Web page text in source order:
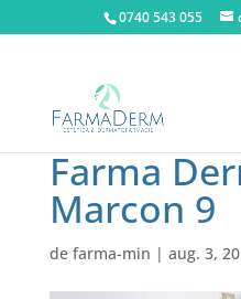
0740 543 055
Farma
Marcon 9
de farma-min | aug. 3,